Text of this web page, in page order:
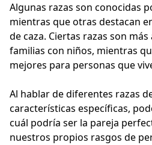
Algunas razas son conocidas
mientras que otras destacan
de caza. Ciertas razas son
familias con niños, mientras
mejores para personas que
Al hablar de diferentes razas
características específicas,
cuál podría ser la pareja
nuestros propios rasgos de